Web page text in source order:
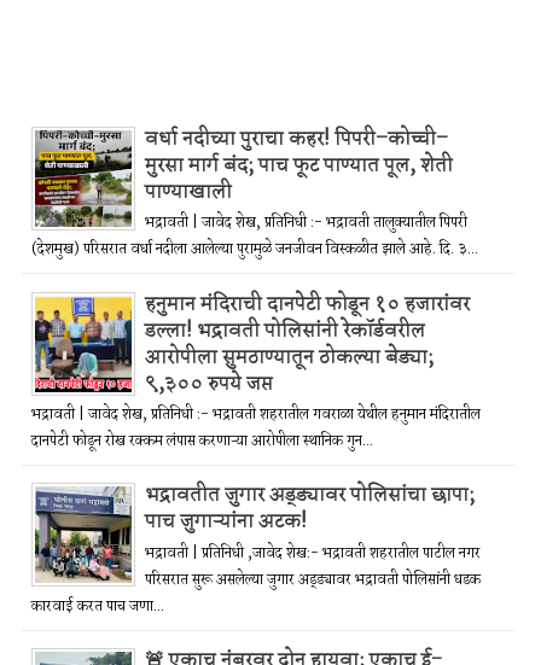
वर्धा नदीच्या पुराचा कहर! पिपरी–कोच्ची–
मुरसा मार्ग बंद; पाच फूट पाण्यात पूल, शेती
पाण्याखाली
भद्रावती | जावेद शेख, प्रतिनिधी :- भद्रावती तालुक्यातील पिपरी
(देशमुख) परिसरात वर्धा नदीला आलेल्या पुरामुळे जनजीवन विस्कळीत झाले आहे. दि. ३...
हनुमान मंदिराची दानपेटी फोडून १० हजारांवर
डल्ला! भद्रावती पोलिसांनी रेकॉर्डवरील
आरोपीला सुमठाण्यातून ठोकल्या बेड्या;
९,३०० रुपये जप्त
भद्रावती | जावेद शेख, प्रतिनिधी :- भद्रावती शहरातील गवराळा येथील हनुमान मंदिरातील
दानपेटी फोडून रोख रक्कम लंपास करणाऱ्या आरोपीला स्थानिक गुन...
भद्रावतीत जुगार अड्ड्यावर पोलिसांचा छापा;
पाच जुगाऱ्यांना अटक!
भद्रावती | प्रतिनिधी ,जावेद शेख:- भद्रावती शहरातील पाटील नगर
परिसरात सुरू असलेल्या जुगार अड्ड्यावर भद्रावती पोलिसांनी धडक
कारवाई करत पाच जणा...